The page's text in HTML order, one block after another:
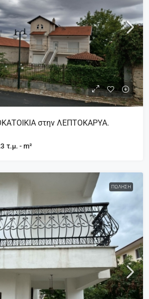
στην ΛΕΠΤΟΚΑΡΥΑ.
τ.μ. - m²
ΠΏΛΗΣΗ